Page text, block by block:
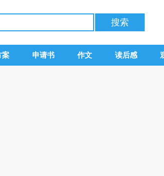
案 申请书 作文 读后感